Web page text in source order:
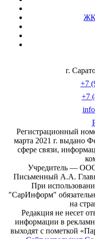
г.
+7
+7
Регистрационный
марта 2021 г. выдано
сфере связи,
Учредитель —
Письменный А.А.
При
"СарИнформ"
на
Редакция не несет
информации в
выходят с пометкой